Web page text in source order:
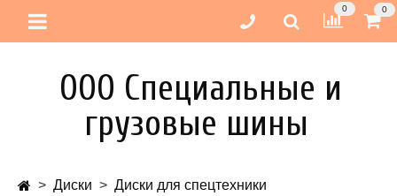
0 0
ООО Специальные и
грузовые шины
Диски
Диски для спецтехники